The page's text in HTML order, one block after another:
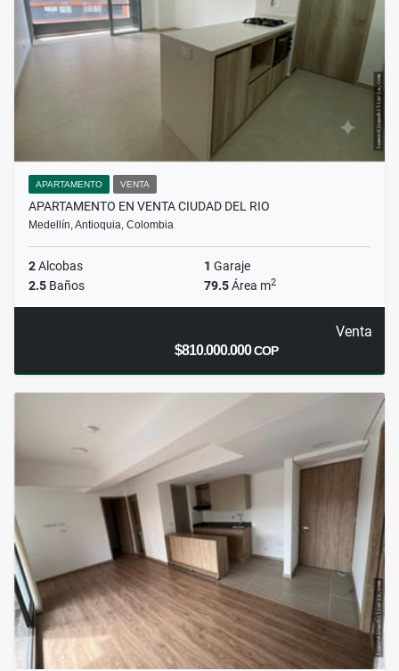
APARTAMENTO VENTA
APARTAMENTO EN VENTA CIUDAD DEL RIO
Medellín, Antioquia, Colombia
2Alcobas 1 Garaje
2.5 Baños 79.5Área m2
Venta
$810.000.000COP